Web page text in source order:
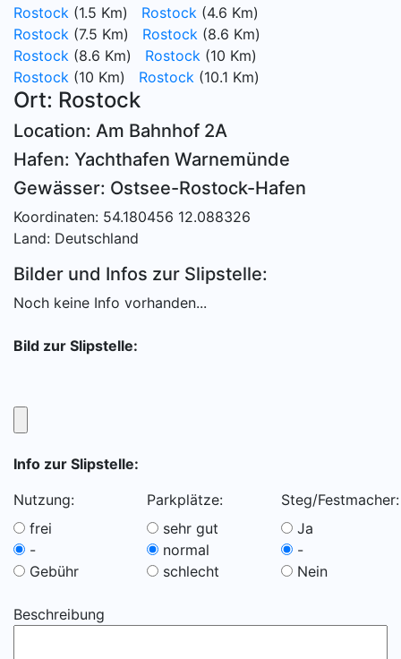
Rostock (1.5 Km) Rostock (4.6 Km)
Rostock (7.5 Km) Rostock (8.6 Km)
Rostock (8.6 Km) Rostock (10 Km)
Rostock (10 Km) Rostock (10.1 Km)
Ort: Rostock
Location: Am Bahnhof 2A
Hafen: Yachthafen Warnemünde
Gewässer: Ostsee-Rostock-Hafen
Koordinaten: 54.180456 12.088326
Land: Deutschland
Bilder und Infos zur Slipstelle:
Noch keine Info vorhanden...
Bild zur Slipstelle:
Info zur Slipstelle:
Nutzung:
frei
-
Gebühr
Parkplätze:
sehr gut
normal
schlecht
Steg/Festmacher:
Ja
-
Nein
Beschreibung